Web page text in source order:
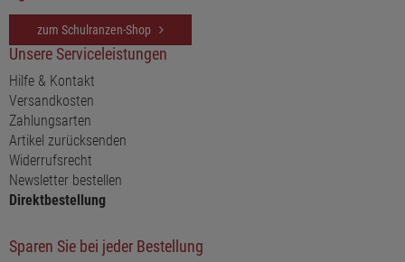
zum Schulranzen-Shop
Unsere Serviceleistungen
Hilfe & Kontakt
Versandkosten
Zahlungsarten
Artikel zurücksenden
Widerrufsrecht
Newsletter bestellen
Direktbestellung
Sparen Sie bei jeder Bestellung